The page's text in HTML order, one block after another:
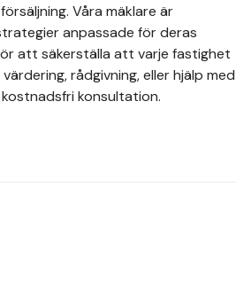
Våra mäklare är
anpassade för deras
att säkerställa att varje fastighet
rådgivning, eller hjälp med
konsultation.